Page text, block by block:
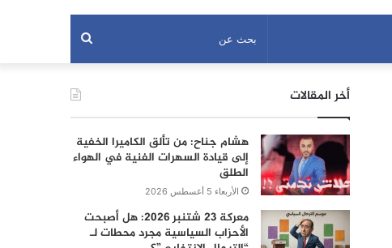
بحث
عن أخر المقالات
هشام جناح: من تألق الكاميرا الخفية
إلى قيادة السهرات الفنية في الهواء
الطلق
الأربعاء 5 أغسطس 2026
معركة 23 شتنبر 2026: هل أصبحت
الأحزاب السياسية مجرد محطات لـ